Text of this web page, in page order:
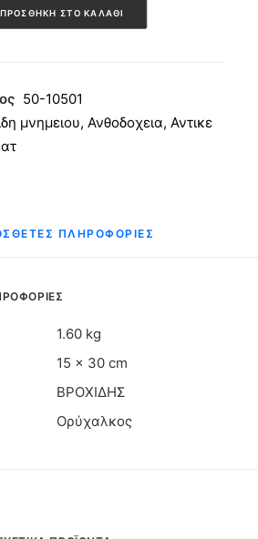
ΠΡΟΣΘΉΚΗ ΣΤΟ ΚΑΛΆΘΙ
50-10501
μνημειου, Ανθοδοχεια, Αντικε
ΠΛΗΡΟΦΟΡΊΕΣ
1.60 kg
15 × 30 cm
ΒΡΟΧΙΔΗΣ
Ορύχαλκος